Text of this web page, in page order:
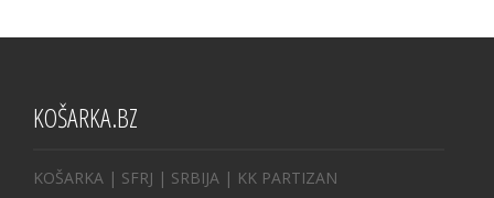
KOŠARKA.BZ
KOŠARKA | SFRJ | SRBIJA | KK PARTIZAN